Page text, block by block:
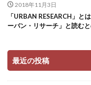
2018年11月3日
「URBAN RESEARCH」と
ーバン・リサーチ」と読むと
最近の投稿